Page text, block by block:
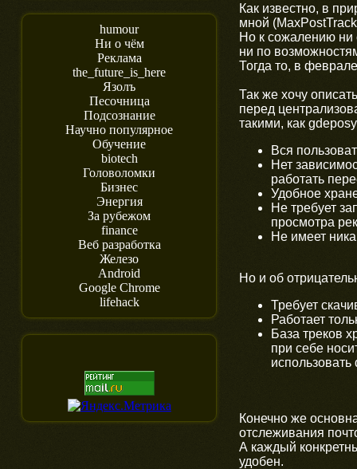
humour
Ни о чём
Реклама
the_future_is_here
Язолъ
Песочница
Подсознание
Научно популярное
Обучение
biotech
Головоломки
Бизнес
Энергия
За рубежом
finance
Веб разработка
Железо
Android
Google Chrome
lifehack
Как известно, в
мной
Но к сожалению ни
ни по
Тогда то, в
Так же хочу
перед
такими, как
Вся
Нет
работать
Удобное
Не требует
просмотра
Не имеет
Но и об
Требует
Работает
База треков
при себе
Конечно же
отслеживания
А каждый
удобен.